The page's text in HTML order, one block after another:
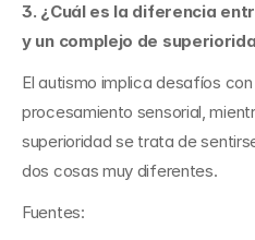
3. ¿Cuál es la diferencia
y un complejo de
El autismo implica desafíos
procesamiento sensorial,
superioridad se trata de
dos cosas muy diferentes.
Fuentes: